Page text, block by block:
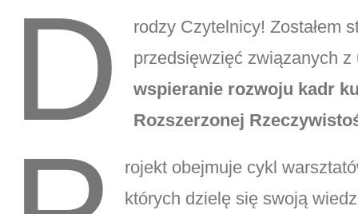
D
rodzy Czytelnicy! Zostałem
przedsięwzięć związanych z
wspieranie rozwoju kadr
Rozszerzonej
rojekt obejmuje cykl
których dzielę się swoją